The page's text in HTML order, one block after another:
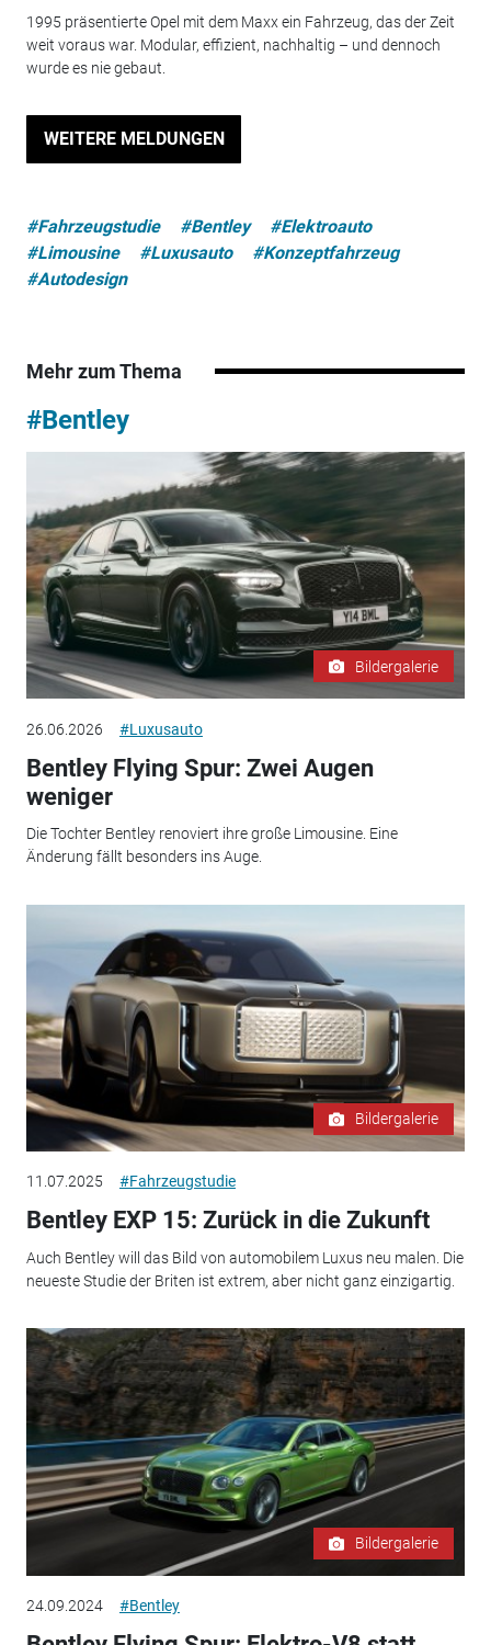
1995 präsentierte Opel mit dem Maxx ein Fahrzeug, das der Zeit
weit voraus war. Modular, effizient, nachhaltig – und dennoch
wurde es nie gebaut.
WEITERE MELDUNGEN
#Fahrzeugstudie #Bentley
#Elektroauto
#Limousine
#Luxusauto
#Konzeptfahrzeug
#Autodesign
Mehr zum Thema
#Bentley
Bildergalerie
26.06.2026 #Luxusauto
Bentley Flying Spur: Zwei Augen
weniger
Die Tochter Bentley renoviert ihre große Limousine. Eine
Änderung fällt besonders ins Auge.
Bildergalerie
11.07.2025 #Fahrzeugstudie
Bentley EXP 15: Zurück in die Zukunft
Auch Bentley will das Bild von automobilem Luxus neu malen. Die
neueste Studie der Briten ist extrem, aber nicht ganz einzigartig.
Bildergalerie
24.09.2024 #Bentley